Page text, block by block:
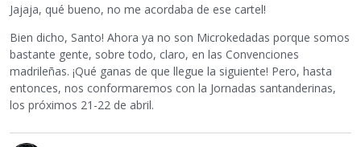
Jajaja, qué bueno, no me acordaba de ese cartel!
Bien dicho, Santo! Ahora ya no son Microkedadas porque somos
bastante gente, sobre todo, claro, en las Convenciones
madrileñas. ¡Qué ganas de que llegue la siguiente! Pero, hasta
entonces, nos conformaremos con la Jornadas santanderinas,
los próximos 21-22 de abril.